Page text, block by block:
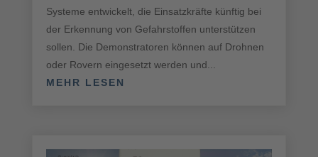
Systeme entwickelt, die Einsatzkräfte künftig bei
der Erkennung von Gefahrstoffen unterstützen
sollen. Die Demonstratoren können auf Drohnen
oder Rovern eingesetzt werden und...
MEHR LESEN